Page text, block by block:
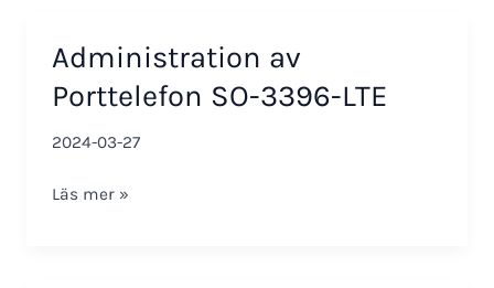
Administration av
Porttelefon SO-3396-LTE
2024-03-27
Administration
Läs mer »